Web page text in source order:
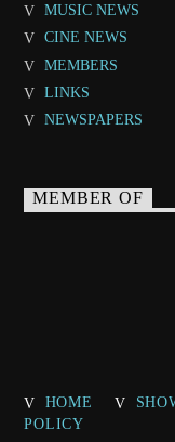
MUSIC NEWS
CINE NEWS
MEMBERS
LINKS
NEWSPAPERS
MEMBER OF
HOME
POLICY